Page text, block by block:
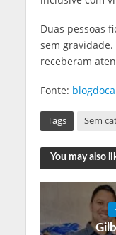
Duas pessoas
sem
receberam
Fonte:
Tags Sem
You may also